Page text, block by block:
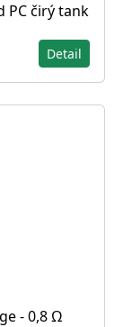
PC čirý tank
Detail
- 0,8 Ω